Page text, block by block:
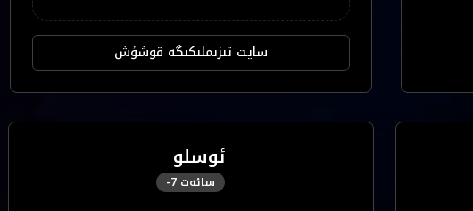
سايت تىزىملىكىگە قوشۇش
ئوسلو
-7 سائەت